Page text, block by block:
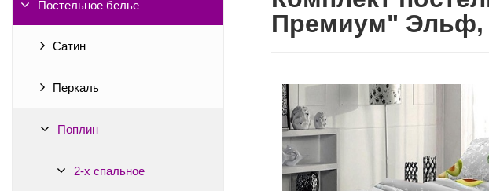
Постельное белье
Сатин
Перкаль
Поплин
2-х спальное
Премиум" Эльф,